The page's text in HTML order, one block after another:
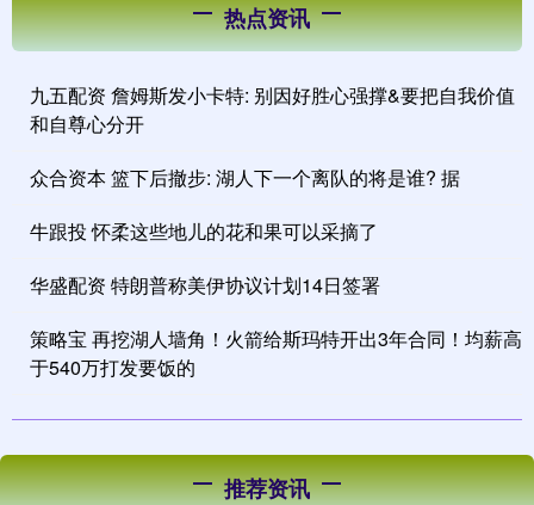
热点资讯
九五配资 詹姆斯发小卡特: 别因好胜心强撑&要把自我价值
和自尊心分开
众合资本 篮下后撤步: 湖人下一个离队的将是谁? 据
牛跟投 怀柔这些地儿的花和果可以采摘了
华盛配资 特朗普称美伊协议计划14日签署
策略宝 再挖湖人墙角！火箭给斯玛特开出3年合同！均薪高
于540万打发要饭的
推荐资讯